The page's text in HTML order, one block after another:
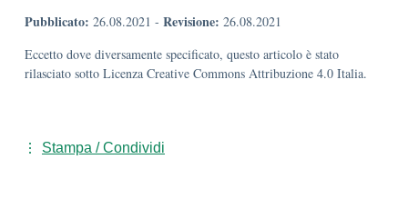
Pubblicato: 26.08.2021 - Revisione: 26.08.2021
Eccetto dove diversamente specificato, questo articolo è stato
rilasciato sotto Licenza Creative Commons Attribuzione 4.0 Italia.
Stampa / Condividi